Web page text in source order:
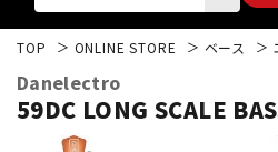
TOP ONLINE STORE ベース
Danelectro
59DC LONG SCALE